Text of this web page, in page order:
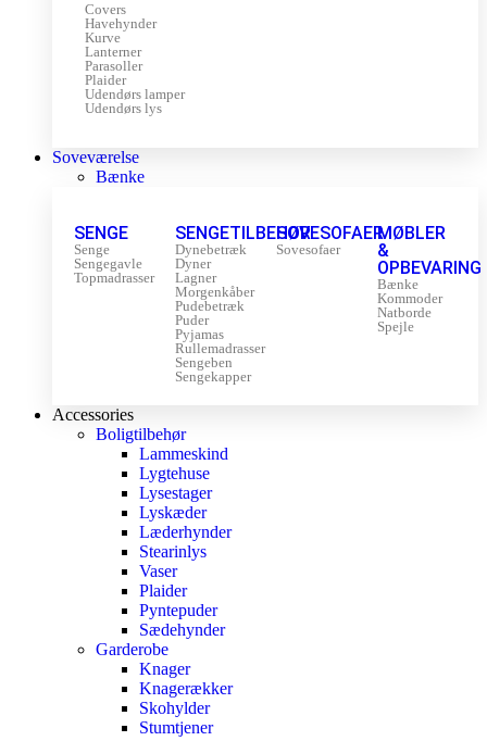
Covers
Havehynder
Kurve
Lanterner
Parasoller
Plaider
Udendørs lamper
Udendørs lys
Soveværelse
Bænke
SENGE
Senge
Sengegavle
Topmadrasser
SENGETILBEHØR
Dynebetræk
Dyner
Lagner
Morgenkåber
Pudebetræk
Puder
Pyjamas
Rullemadrasser
Sengeben
Sengekapper
SOVESOFAER
Sovesofaer
MØBLER
&
OPBEVARING
Bænke
Kommoder
Natborde
Spejle
Accessories
Boligtilbehør
Lammeskind
Lygtehuse
Lysestager
Lyskæder
Læderhynder
Stearinlys
Vaser
Plaider
Pyntepuder
Sædehynder
Garderobe
Knager
Knagerækker
Skohylder
Stumtjener